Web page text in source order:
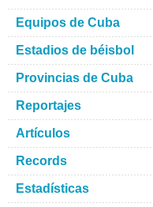
Equipos de Cuba
Estadios de béisbol
Provincias de Cuba
Reportajes
Artículos
Records
Estadísticas